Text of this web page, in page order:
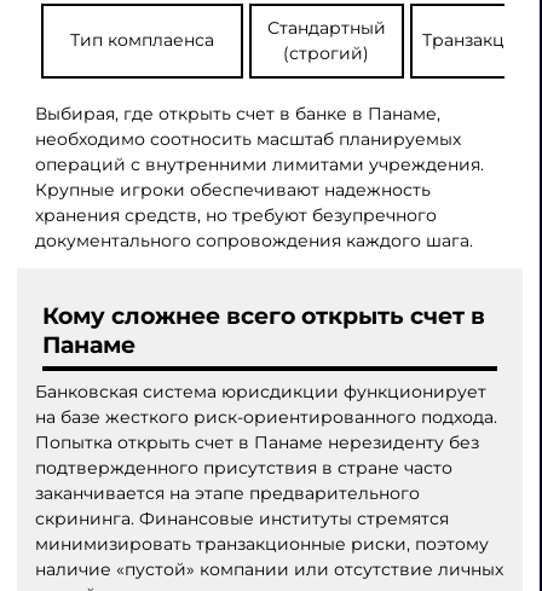
Тип комплаенса
Стандартный
(строгий)
Выбирая, где открыть счет в банке в Панаме,
необходимо соотносить масштаб планируемых
операций с внутренними лимитами учреждения.
Крупные игроки обеспечивают надежность
хранения средств, но требуют безупречного
документального сопровождения каждого шага.
Кому сложнее всего открыть счет в
Панаме
Банковская система юрисдикции функционирует
на базе жесткого риск-ориентированного подхода.
Попытка открыть счет в Панаме нерезиденту без
подтвержденного присутствия в стране часто
заканчивается на этапе предварительного
скрининга. Финансовые институты стремятся
минимизировать транзакционные риски, поэтому
наличие «пустой» компании или отсутствие личных